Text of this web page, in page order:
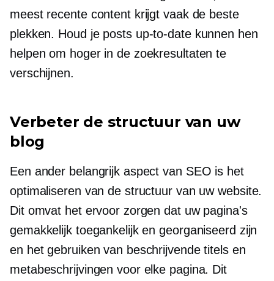
meest recente content krijgt vaak de beste
plekken. Houd je posts up-to-datekunnen hen
helpen om hoger in de zoekresultaten te
verschijnen.
Verbeter de structuur van uw
blog
Een ander belangrijk aspect van SEO is het
optimaliseren van de structuur van uw website.
Dit omvat het ervoor zorgen dat uw pagina's
gemakkelijk toegankelijk en georganiseerd zijn
en het gebruiken van beschrijvende titels en
metabeschrijvingen voor elke pagina. Dit